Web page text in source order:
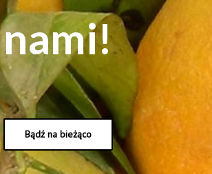
nami!
Bądź na bieżąco